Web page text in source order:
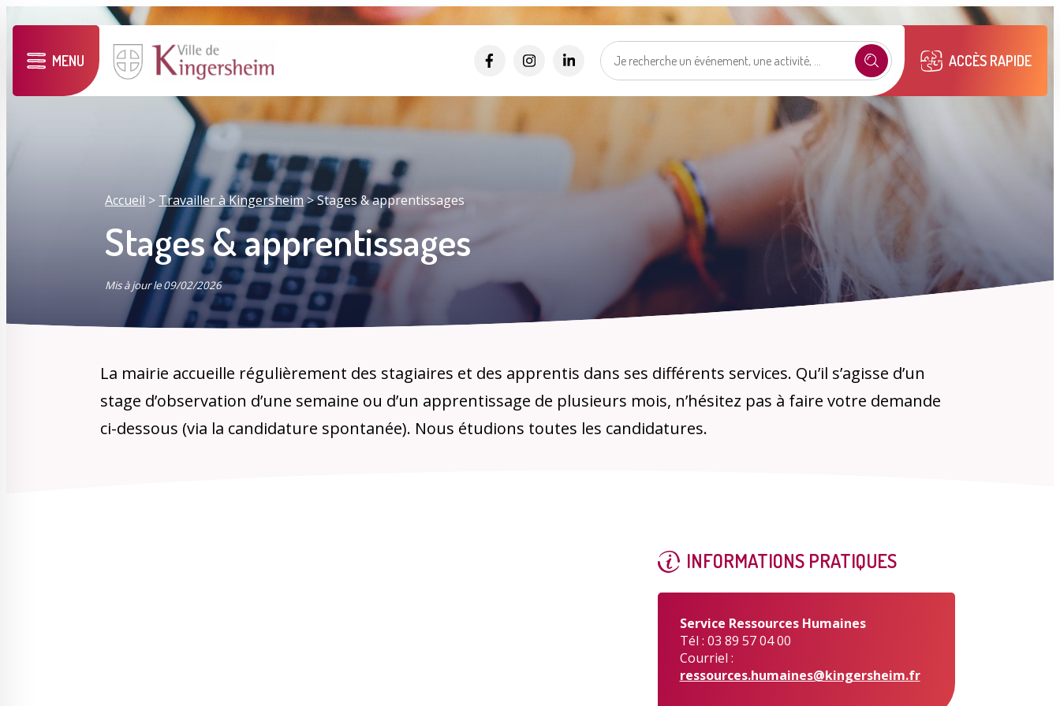
MENU ACCÈS RAPIDE
Ma ville selon mon profil
Je suis...
Mes démarches Mon compte M2A
Enquêtes publiques
Qualité de l'air Economie locale
Agora Le Créa La médiathèque
Accueil > Travailler à Kingersheim>Stages & apprentissages
Stages & apprentissages
Mis à jour le 09/02/2026
La mairie accueille régulièrement des stagiaires et des apprentis dans ses différents services. Qu’il s’agisse d’un
stage d’observation d’une semaine ou d’un apprentissage de plusieurs mois, n’hésitez pas à faire votre demande
ci-dessous (via la candidature spontanée). Nous étudions toutes les candidatures.
INFORMATIONS PRATIQUES
Service Ressources Humaines
Tél : 03 89 57 04 00
Courriel :
ressources.humaines@kingersheim.fr
Alertes SMS
Événements, incidents...
Nos services vous informent en temps réel par SMS !
Numéro de rue
Sélectionner une rue
J'accepte les politiques de confidentialités *